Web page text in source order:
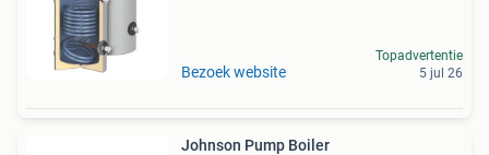
Bezoek website
Topadvertentie
5 jul 26
Johnson Pump Boiler